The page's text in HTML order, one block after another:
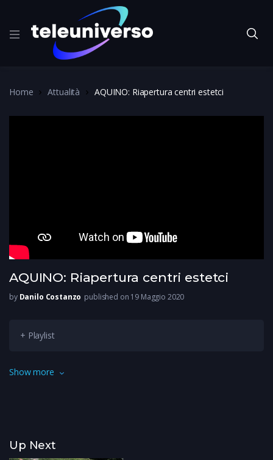
Home Attualità AQUINO: Riapertura centri estetci
AQUINO: Riapertura centri estetci
by Danilo Costanzo published on 19 Maggio 2020
+ Playlist
La parola benessere deve oramai sposarsi con sicurezza ai
Show more
Up Next